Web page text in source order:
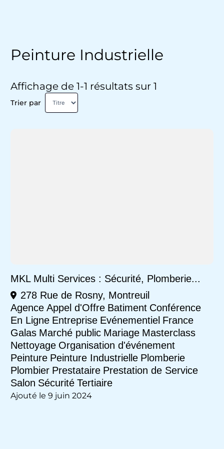
Peinture Industrielle
Affichage de 1-1 résultats sur 1
Trier par
MKL Multi Services : Sécurité, Plomberie...
278 Rue de Rosny, Montreuil
Agence Appel d'Offre Batiment Conférence
En Ligne Entreprise Evénementiel France
Galas Marché public Mariage Masterclass
Nettoyage Organisation d'événement
Peinture Peinture Industrielle Plomberie
Plombier Prestataire Prestation de Service
Salon Sécurité Tertiaire
Ajouté le 9 juin 2024